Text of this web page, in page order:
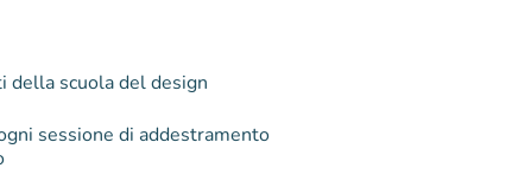
della scuola del design
sessione di addestramento